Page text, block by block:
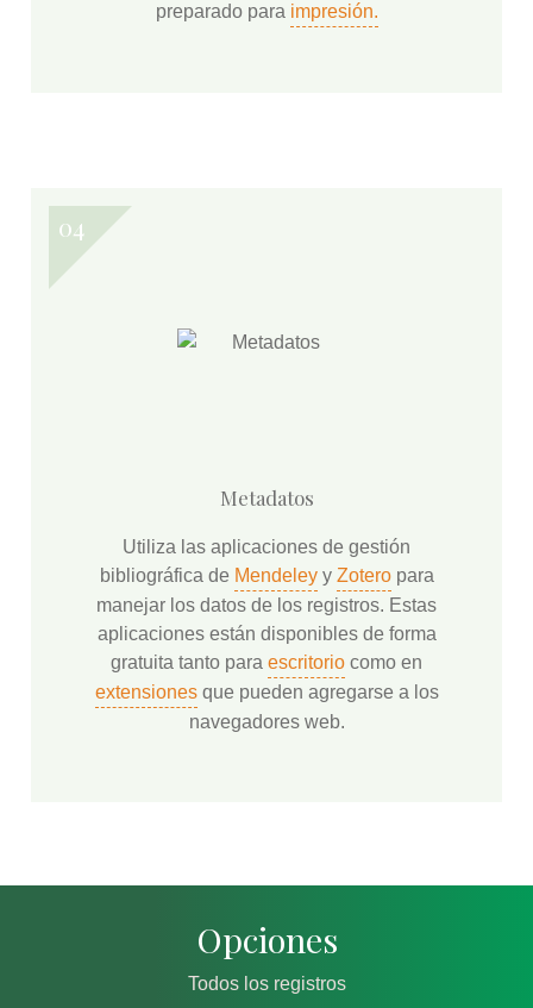
preparado para impresión.
Metadatos
Utiliza las aplicaciones de gestión
bibliográfica de Mendeleyy Zoteropara
manejar los datos de los registros. Estas
aplicaciones están disponibles de forma
gratuita tanto para escritorio como en
extensionesque pueden agregarse a los
navegadores web.
Opciones
Todos los registros